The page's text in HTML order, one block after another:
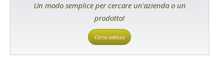
Un modo semplice per cercare un'azienda o un
prodotto!
Cerca adesso